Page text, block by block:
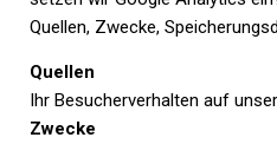
Quellen, Zwecke,
Quellen
Ihr Besucherverhalten auf
Zwecke